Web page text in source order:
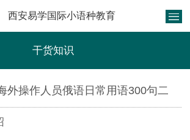
西安易学国际小语种教育
干货知识
外操作人员俄语日常用语300句二